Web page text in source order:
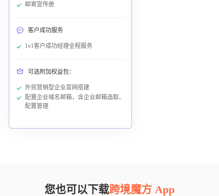
邮寄宣传册
客户成功服务
1v1客户成功经理全程服务
可选附加权益包：
外贸营销型企业官网搭建
配置企业域名邮箱，含企业邮箱选取、
配置管理
您也可以下载跨境魔方 App